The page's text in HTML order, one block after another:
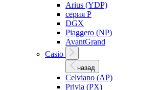
Arius (YDP)
серия P
DGX
Piaggero (NP)
AvantGrand
Casio
назад
Celviano (AP)
Privia (PX)